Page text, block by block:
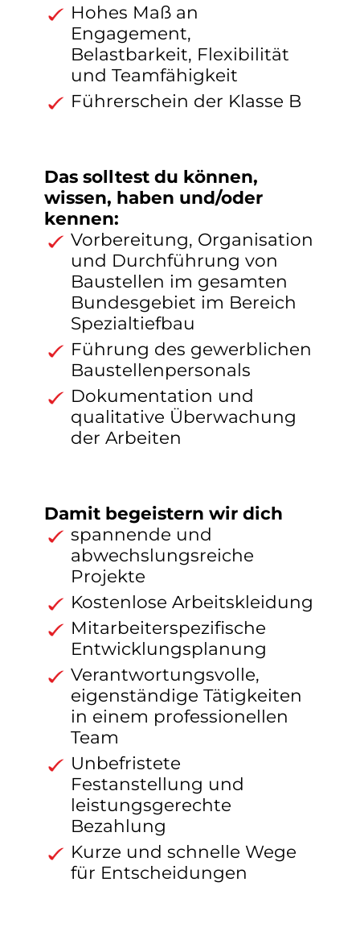
Hohes Maß an
Engagement,
Belastbarkeit, Flexibilität
und Teamfähigkeit
Führerschein der Klasse B
Das solltest du können,
wissen, haben und/oder
kennen:
Vorbereitung, Organisation
und Durchführung von
Baustellen im gesamten
Bundesgebiet im Bereich
Spezialtiefbau
Führung des gewerblichen
Baustellenpersonals
Dokumentation und
qualitative Überwachung
der Arbeiten
Damit begeistern wir dich
spannende und
abwechslungsreiche
Projekte
Kostenlose Arbeitskleidung
Mitarbeiterspezifische
Entwicklungsplanung
Verantwortungsvolle,
eigenständige Tätigkeiten
in einem professionellen
Team
Unbefristete
Festanstellung und
leistungsgerechte
Bezahlung
Kurze und schnelle Wege
für Entscheidungen